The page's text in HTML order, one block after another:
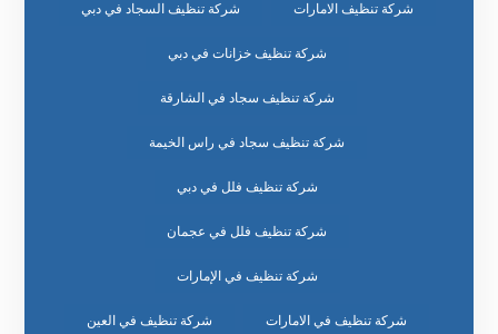
شركة تنظيف الامارات شركة تنظيف السجاد في دبي
شركة تنظيف خزانات في دبي
شركة تنظيف سجاد في الشارقة
شركة تنظيف سجاد في راس الخيمة
شركة تنظيف فلل في دبي
شركة تنظيف فلل في عجمان
شركة تنظيف في الإمارات
شركة تنظيف في الامارات شركة تنظيف في العين